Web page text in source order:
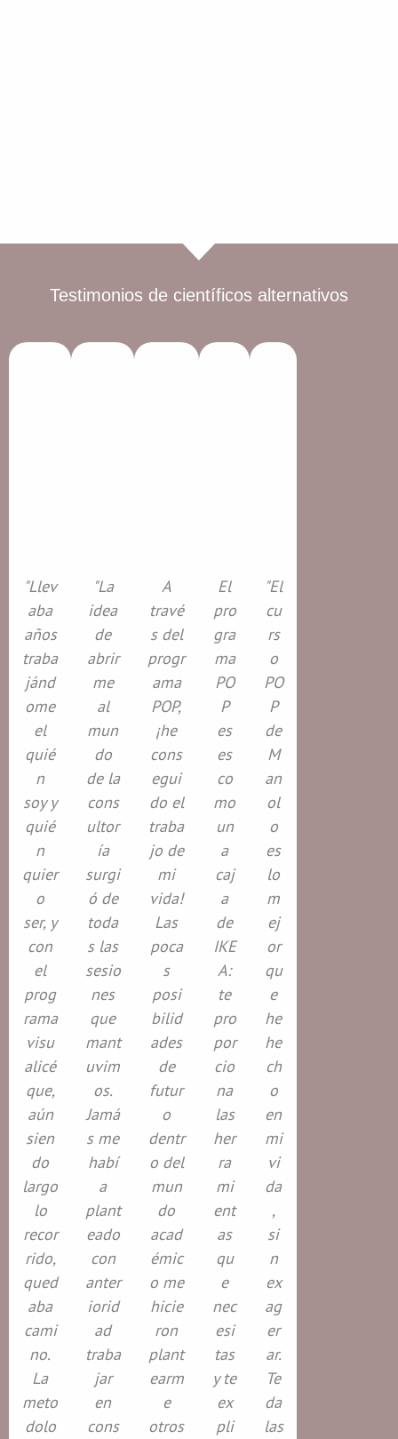
Testimonios de científicos alternativos
"Llev
aba
años
traba
jánd
ome
el
quié
n
soy y
quié
n
quier
o
ser, y
con
el
prog
rama
visu
alicé
que,
aún
sien
do
largo
lo
recor
rido,
qued
aba
cami
no.
La
meto
dolo
"La
idea
de
abrir
me
al
mun
do
de la
cons
ultor
ía
surgi
ó de
toda
s las
sesio
nes
que
mant
uvim
os.
Jamá
s me
habí
a
plant
eado
con
anter
iorid
ad
traba
jar
en
cons
A
travé
s del
progr
ama
POP,
¡he
cons
egui
do el
traba
jo de
mi
vida!
Las
poca
s
posi
bilid
ades
de
futur
o
dentr
o del
mun
do
acad
émic
o me
hicie
ron
plant
earm
e
otros
El
pro
gra
ma
PO
P
es
es
co
mo
un
a
caj
a
de
IKE
A:
te
pro
por
cio
na
las
her
ra
mi
ent
as
qu
e
nec
esi
tas
y te
ex
pli
"El
cu
rs
o
PO
P
de
M
an
ol
o
es
lo
m
ej
or
qu
e
he
he
ch
o
en
mi
vi
da
,
si
n
ex
ag
er
ar.
Te
da
las